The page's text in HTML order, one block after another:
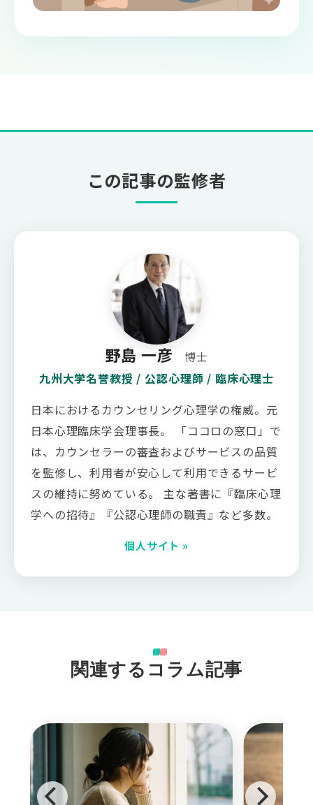
この記事の監修者
野島 一彦
博士
九州大学名誉教授 / 公認心理師 / 臨床心理士
日本におけるカウンセリング心理学の権威。元
日本心理臨床学会理事長。 「ココロの窓口」で
は、カウンセラーの審査およびサービスの品質
を監修し、利用者が安心して利用できるサービ
スの維持に努めている。 主な著書に『臨床心理
学への招待』『公認心理師の職責』など多数。
個人サイト »
関連するコラム記事